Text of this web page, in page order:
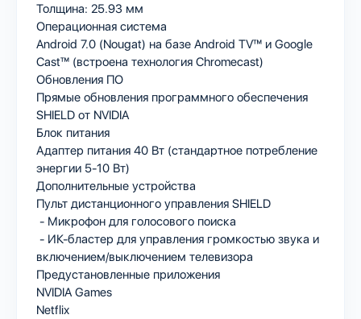
Толщина: 25.93 мм
Операционная система
Android 7.0 (Nougat) на базе Android TV™ и Google
Cast™ (встроена технология Chromecast)
Обновления ПО
Прямые обновления программного обеспечения
SHIELD от NVIDIA
Блок питания
Адаптер питания 40 Вт (стандартное потребление
энергии 5-10 Вт)
Дополнительные устройства
Пульт дистанционного управления SHIELD
- Микрофон для голосового поиска
- ИК-бластер для управления громкостью звука и
включением/выключением телевизора
Предустановленные приложения
NVIDIA Games
Netflix